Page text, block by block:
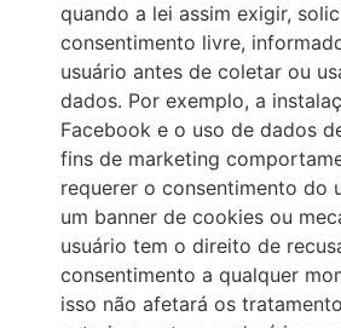
quando a lei assim exigir,
consentimento livre,
usuário antes de coletar ou
dados. Por exemplo, a
Facebook e o uso de dados
fins de marketing
requerer o consentimento do
um banner de cookies ou
usuário tem o direito de
consentimento a qualquer
isso não afetará os